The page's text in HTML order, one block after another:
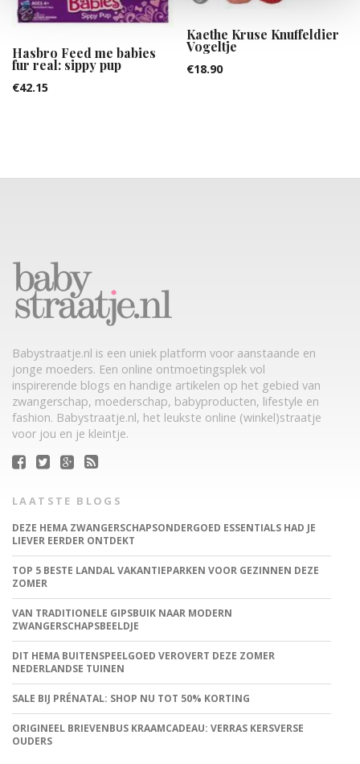
Hasbro Feed me babies
fur real: sippy pup
€42.15
Kaethe Kruse Knuffeldier
Vogeltje
€18.90
Babystraatje.nl is een uniek platform voor aanstaande en
jonge moeders. Een online ontmoetingsplek vol
inspirerende blogs en handige artikelen op het gebied van
zwangerschap, moederschap, babyproducten, lifestyle en
fashion. Babystraatje.nl, het leukste online (winkel)straatje
voor jou en je kleintje.
LAATSTE BLOGS
DEZE HEMA ZWANGERSCHAPSONDERGOED ESSENTIALS HAD JE
LIEVER EERDER ONTDEKT
TOP 5 BESTE LANDAL VAKANTIEPARKEN VOOR GEZINNEN DEZE
ZOMER
VAN TRADITIONELE GIPSBUIK NAAR MODERN
ZWANGERSCHAPSBEELDJE
DIT HEMA BUITENSPEELGOED VEROVERT DEZE ZOMER
NEDERLANDSE TUINEN
SALE BIJ PRÉNATAL: SHOP NU TOT 50% KORTING
ORIGINEEL BRIEVENBUS KRAAMCADEAU: VERRAS KERSVERSE
OUDERS